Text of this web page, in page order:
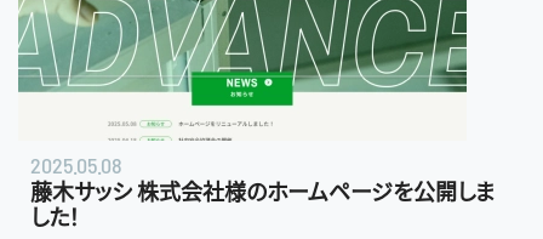
2025.05.08
藤木サッシ 株式会社様のホームページを公開しま
した！